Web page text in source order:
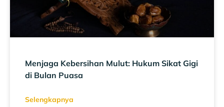
Menjaga Kebersihan Mulut: Hukum Sikat Gigi
di Bulan Puasa
Selengkapnya